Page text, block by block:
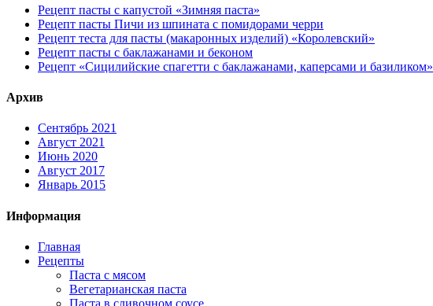
Рецепт пасты с капустой «Зимняя паста»
Рецепт пасты Пичи из шпината с помидорами черри
Рецепт теста для пасты (макаронных изделий) «Королевский»
Рецепт пасты с баклажанами и беконом
Рецепт «Сицилийские спагетти с баклажанами, каперсами и базиликом»
Архив
Сентябрь 2021
Август 2021
Июнь 2020
Август 2017
Январь 2015
Информация
Главная
Рецепты
Паста с мясом
Вегетарианская паста
Паста в сливочном соусе